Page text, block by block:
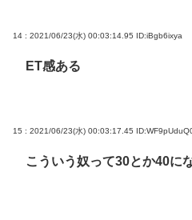
14 : 2021/06/23(水) 00:03:14.95 ID:iBgb6ixya
ET感ある
15 : 2021/06/23(水) 00:03:17.45
こういう奴って30とか40に